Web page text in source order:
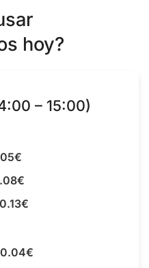
hoy?
– 15:00)
0.13€
0.04€